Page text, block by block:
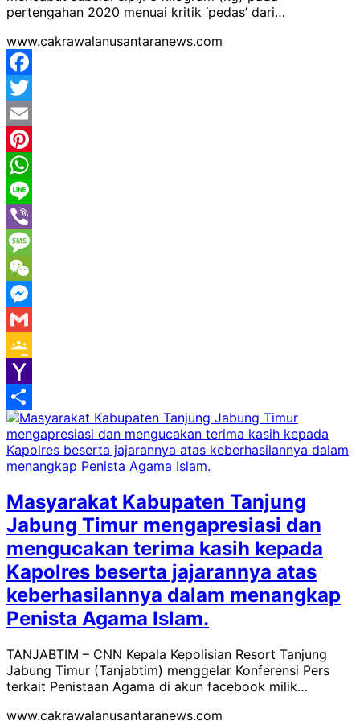
pertengahan 2020 menuai kritik ‘pedas’ dari…
www.cakrawalanusantaranews.com
Facebook
Twitter
Email
Pinterest
WhatsApp
Line
Viber
Message
WeChat
Messenger
Gmail
Google
Classroom
Yahoo
Mail
Share
Masyarakat Kabupaten Tanjung
Jabung Timur mengapresiasi dan
mengucakan terima kasih kepada
Kapolres beserta jajarannya atas
keberhasilannya dalam menangkap
Penista Agama Islam.
TANJABTIM – CNN Kepala Kepolisian Resort Tanjung
Jabung Timur (Tanjabtim) menggelar Konferensi Pers
terkait Penistaan Agama di akun facebook milik…
www.cakrawalanusantaranews.com